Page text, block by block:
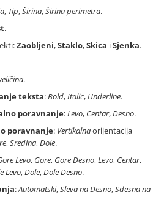
, Tip,Širina,Širina perimetra.
.
Zaobljeni,Staklo,Skica iSjenka.
.
teksta:Bold,Italic, Underline.
poravnanje:Levo, Centar,Desno.
poravnanje: Vertikalnaorijentacija
,Sredina,Dole.
Levo, Gore, Gore Desno,Levo, Centar,
Levo,Dole,Dole Desno.
:Automatski,Sleva na Desno,Sdesna na